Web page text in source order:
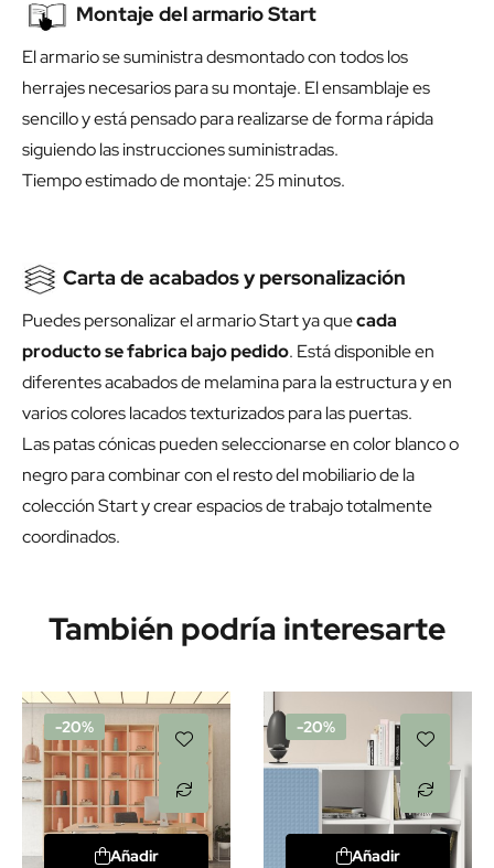
Montaje del armario Start
El armario se suministra desmontado con todos los
herrajes necesarios para su montaje. El ensamblaje es
sencillo y está pensado para realizarse de forma rápida
siguiendo las instrucciones suministradas.
Tiempo estimado de montaje: 25 minutos.
Carta de acabados y personalización
Puedes personalizar el armario Start ya quecada
producto se fabrica bajo pedido. Está disponible en
diferentes acabados de melamina para la estructura y en
varios colores lacados texturizados para las puertas.
Las patas cónicas pueden seleccionarse en color blanco o
negro para combinar con el resto del mobiliario de la
colección Start y crear espacios de trabajo totalmente
coordinados.
También podría interesarte
-20%
Añadir
-20%
Añadir